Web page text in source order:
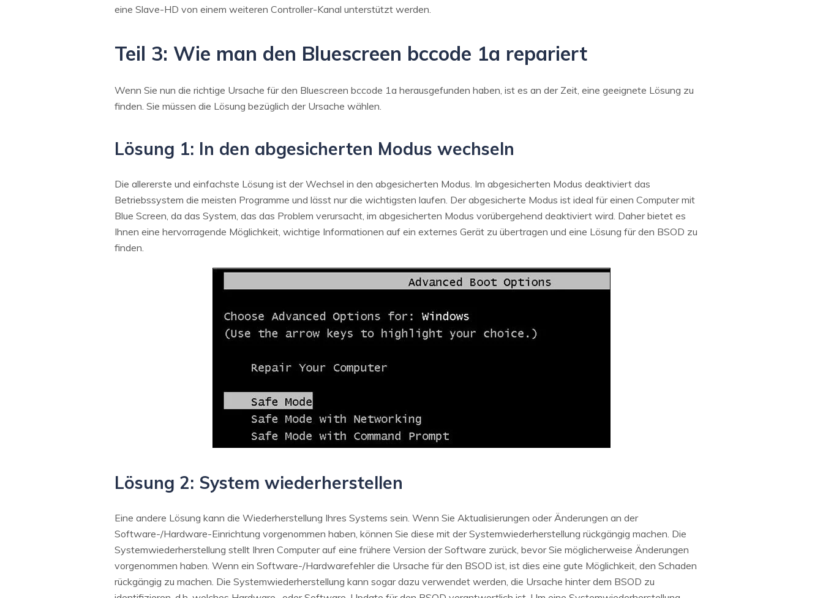
eine Slave-HD von einem weiteren Controller-Kanal unterstützt werden.
Teil 3: Wie man den Bluescreen bccode 1a repariert
Wenn Sie nun die richtige Ursache für den Bluescreen bccode 1a herausgefunden haben, ist es an der Zeit, eine geeignete Lösung zu
finden. Sie müssen die Lösung bezüglich der Ursache wählen.
Lösung 1: In den abgesicherten Modus wechseln
Die allererste und einfachste Lösung ist der Wechsel in den abgesicherten Modus. Im abgesicherten Modus deaktiviert das
Betriebssystem die meisten Programme und lässt nur die wichtigsten laufen. Der abgesicherte Modus ist ideal für einen Computer mit
Blue Screen, da das System, das das Problem verursacht, im abgesicherten Modus vorübergehend deaktiviert wird. Daher bietet es
Ihnen eine hervorragende Möglichkeit, wichtige Informationen auf ein externes Gerät zu übertragen und eine Lösung für den BSOD zu
finden.
Lösung 2: System wiederherstellen
Eine andere Lösung kann die Wiederherstellung Ihres Systems sein. Wenn Sie Aktualisierungen oder Änderungen an der
Software-/Hardware-Einrichtung vorgenommen haben, können Sie diese mit der Systemwiederherstellung rückgängig machen. Die
Systemwiederherstellung stellt Ihren Computer auf eine frühere Version der Software zurück, bevor Sie möglicherweise Änderungen
vorgenommen haben. Wenn ein Software-/Hardwarefehler die Ursache für den BSOD ist, ist dies eine gute Möglichkeit, den Schaden
rückgängig zu machen. Die Systemwiederherstellung kann sogar dazu verwendet werden, die Ursache hinter dem BSOD zu